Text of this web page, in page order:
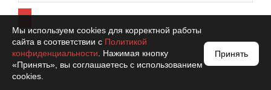
Мы используем cookies для корректной работы
сайта в соответствии с Политикой
конфиденциальности . Нажимая кнопку
«Принять», вы соглашаетесь с использованием
cookies.
Принять